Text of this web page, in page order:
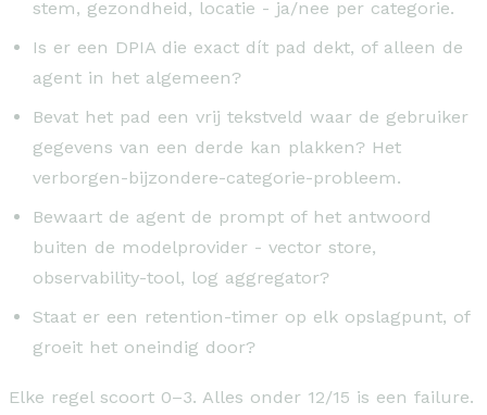
stem, gezondheid, locatie - ja/nee per categorie.
Is er een DPIA die exact dít pad dekt, of alleen de
agent in het algemeen?
Bevat het pad een vrij tekstveld waar de gebruiker
gegevens van een derde kan plakken? Het
verborgen-bijzondere-categorie-probleem.
Bewaart de agent de prompt of het antwoord
buiten de modelprovider - vector store,
observability-tool, log aggregator?
Staat er een retention-timer op elk opslagpunt, of
groeit het oneindig door?
Elke regel scoort 0–3. Alles onder 12/15 is een failure.